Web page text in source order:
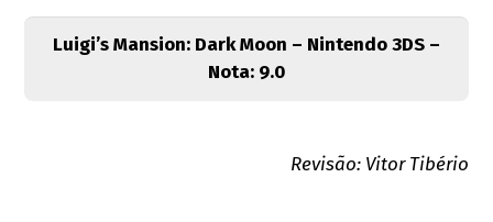
Luigi’s Mansion: Dark Moon – Nintendo 3DS –
Nota: 9.0
Revisão: Vitor Tibério